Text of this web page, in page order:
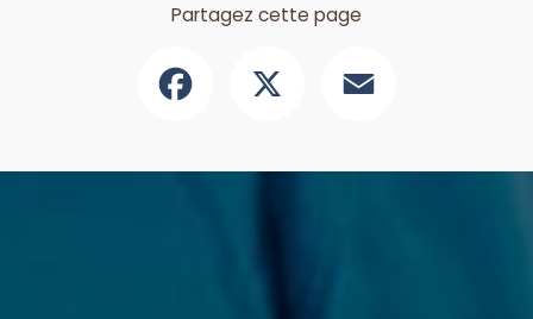
Partagez cette page